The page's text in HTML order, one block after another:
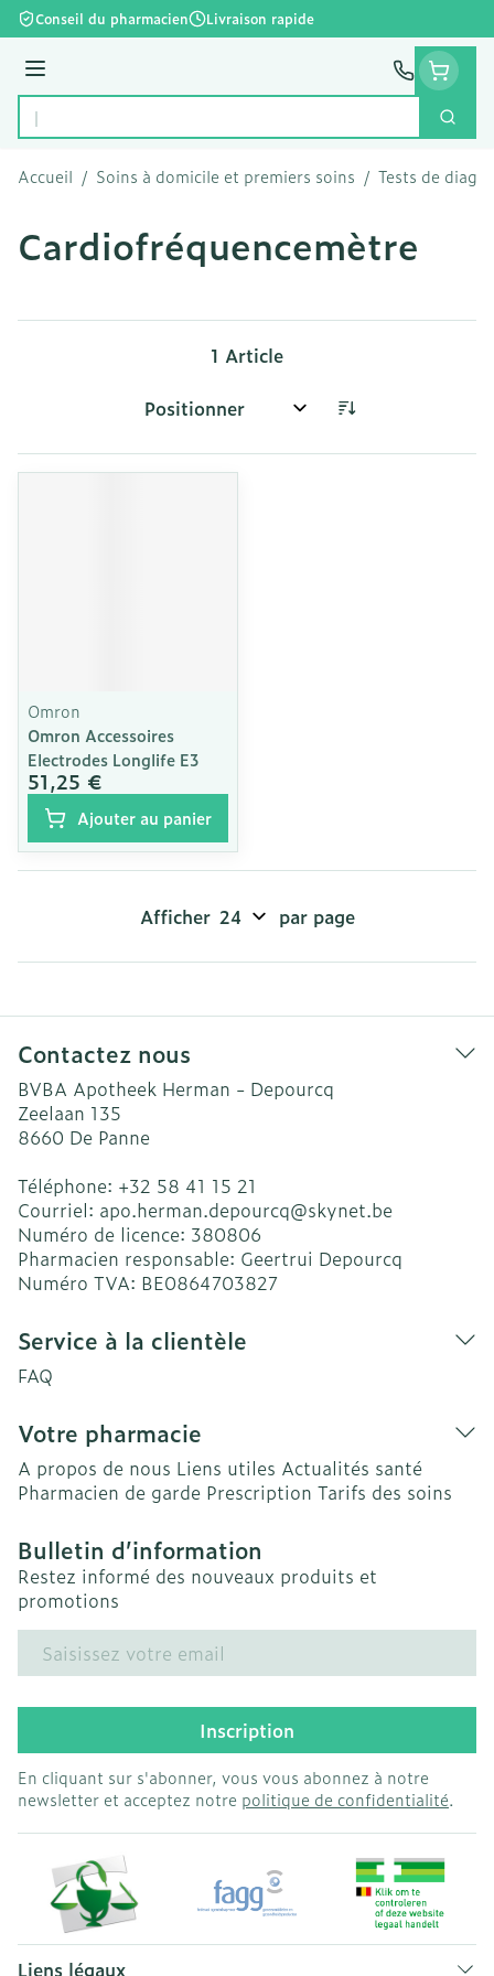
Aller au contenu
Conseil du pharmacien Livraison rapide
Menu
Rechercher
Accueil / Soins à domicile et premiers soins / Tests de
Cardiofréquencemètre
1 Article
Trier par:
Omron
Omron Accessoires
Electrodes Longlife E3
51,25 €
Ajouter au panier
Afficher par page
Contactez nous
BVBA Apotheek Herman - Depourcq
Zeelaan 135
8660 De Panne
Téléphone: +32 58 41 15 21
Courriel: apo.herman.depourcq@skynet.be
Numéro de licence: 380806
Pharmacien responsable: Geertrui Depourcq
Numéro TVA: BE0864703827
Service à la clientèle
FAQ
Votre pharmacie
A propos de nous Liens utiles Actualités santé
Pharmacien de garde Prescription Tarifs des soins
Bulletin d’information
Restez informé des nouveaux produits et
promotions
Adresse mail
Inscription
En cliquant sur s'abonner, vous vous abonnez à notre
newsletter et acceptez notre politique de confidentialité.
Liens légaux